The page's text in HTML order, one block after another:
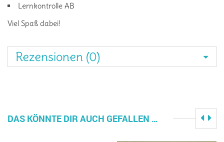
Lernkontrolle AB
Viel Spaß dabei!
Rezensionen (0)
DAS KÖNNTE DIR AUCH GEFALLEN …